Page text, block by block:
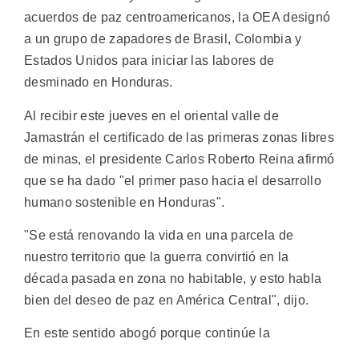
acuerdos de paz centroamericanos, la OEA designó
a un grupo de zapadores de Brasil, Colombia y
Estados Unidos para iniciar las labores de
desminado en Honduras.
Al recibir este jueves en el oriental valle de
Jamastrán el certificado de las primeras zonas libres
de minas, el presidente Carlos Roberto Reina afirmó
que se ha dado "el primer paso hacia el desarrollo
humano sostenible en Honduras".
"Se está renovando la vida en una parcela de
nuestro territorio que la guerra convirtió en la
década pasada en zona no habitable, y esto habla
bien del deseo de paz en América Central", dijo.
En este sentido abogó porque continúe la